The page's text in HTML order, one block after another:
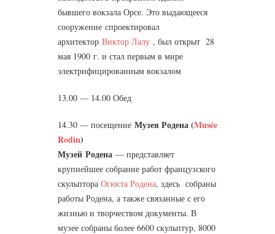
бывшего вокзала Орсе. Это выдающееся
сооружение спроектировал
архитектор Виктор Лалу , был открыт 28
мая 1900 г. и стал первым в мире
электрифицированным вокзалом
13.00 — 14.00 Обед
14.30 — посещение Музея Родена (Musée
Rodin)
Музей Родена — представляет
крупнейшее собрание работ французского
скульптора Огюста Родена, здесь собраны
работы Родена, а также связанные с его
жизнью и творчеством документы. В
музее собраны более 6600 скульптур, 8000